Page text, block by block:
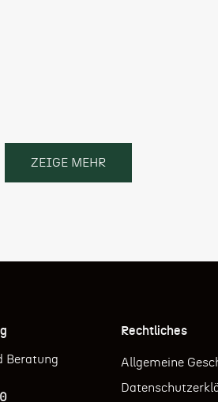
ZEIGE MEHR
Beratung
Rechtliches
Allgemeine